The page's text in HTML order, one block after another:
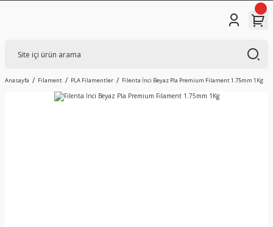
Anasayfa Filament PLA Filamentler Filenta İnci Beyaz Pla Premium Filament 1.75mm 1Kg